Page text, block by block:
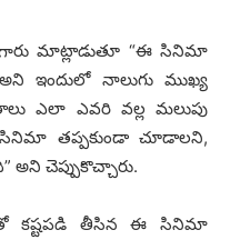
మాట్లాడుతూ “ఈ సినిమా
ఇందులో నాలుగు ముఖ్య
ఎలా ఎవరి వల్ల మలుపు
సినిమా తప్పకుండా చూడాలని,
అని చెప్పుకొచ్చారు.
కష్టపడి తీసిన ఈ సినిమా